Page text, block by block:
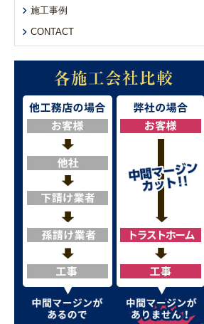
施工事例
CONTACT